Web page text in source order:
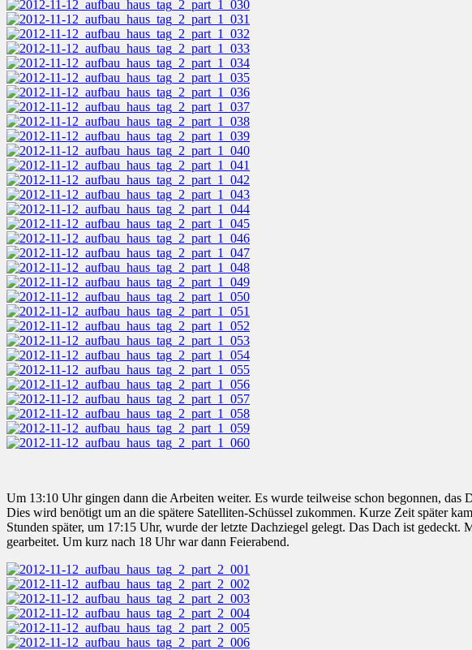
Um 13:10 Uhr gingen dann die Arbeiten weiter. Es wurde teilweise schon begonnen, das
Dies wird benötigt um an die spätere Satelliten-Schüssel zukommen. Kurze Zeit später
Stunden später, um 17:15 Uhr, wurde der letzte Dachziegel gelegt. Das Dach ist
gearbeitet. Um kurz nach 18 Uhr war dann Feierabend.